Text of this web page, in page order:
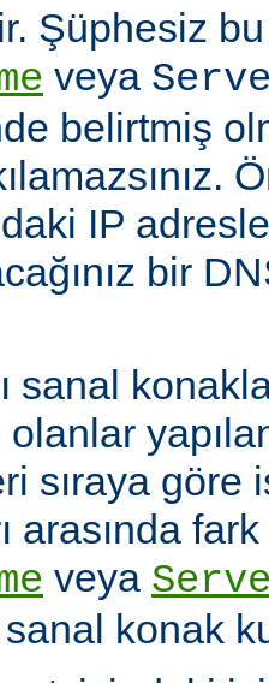
Şüphesiz
veya
belirtmiş
IP
bir
sanal
sıraya göre
arasında
veya
konak